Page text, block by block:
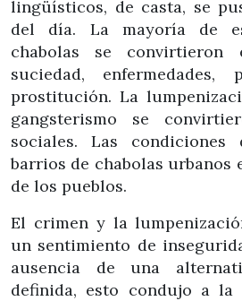
lingüísticos, de casta, se
del día. La mayoría de
chabolas se convirtieron
suciedad, enfermedades,
prostitución. La
gangsterismo se
sociales. Las
barrios de chabolas urbanos
de los pueblos.
El crimen y la
un sentimiento de
ausencia de una
definida, esto condujo a la